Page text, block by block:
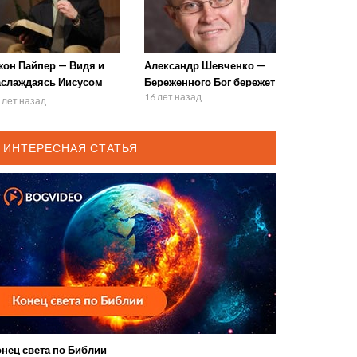
Пайпер — Видя и
Иисусом
(сессия 2) (часть
лет назад
Александр Шевченко —
Береженного Бог бережет
16 лет назад
ИНТЕРЕСНАЯ СТАТЬЯ
света по Библии